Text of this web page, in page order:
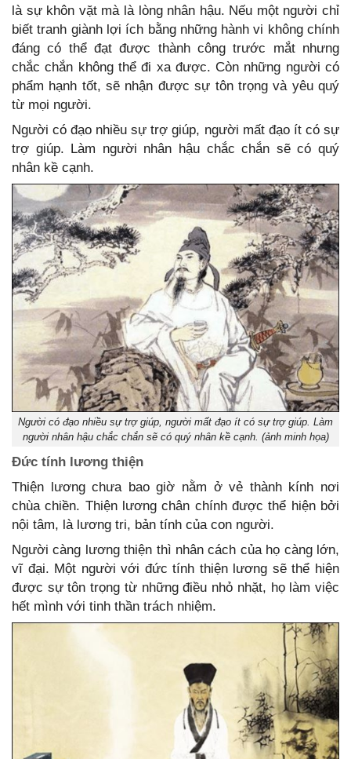
là sự khôn vặt mà là lòng nhân hậu. Nếu một người chỉ
biết tranh giành lợi ích bằng những hành vi không chính
đáng có thể đạt được thành công trước mắt nhưng
chắc chắn không thể đi xa được. Còn những người có
phẩm hạnh tốt, sẽ nhận được sự tôn trọng và yêu quý
từ mọi người.
Người có đạo nhiều sự trợ giúp, người mất đạo ít có sự
trợ giúp. Làm người nhân hậu chắc chắn sẽ có quý
nhân kề cạnh.
Người có đạo nhiều sự trợ giúp, người mất đạo ít có sự trợ giúp. Làm
người nhân hậu chắc chắn sẽ có quý nhân kề cạnh. (ảnh minh họa)
Đức tính lương thiện
Thiện lương chưa bao giờ nằm ở vẻ thành kính nơi
chùa chiền. Thiện lương chân chính được thể hiện bởi
nội tâm, là lương tri, bản tính của con người.
Người càng lương thiện thì nhân cách của họ càng lớn,
vĩ đại. Một người với đức tính thiện lương sẽ thể hiện
được sự tôn trọng từ những điều nhỏ nhặt, họ làm việc
hết mình với tinh thần trách nhiệm.